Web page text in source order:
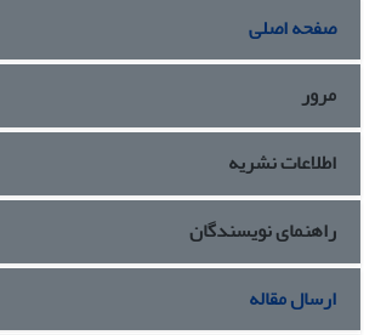
صفحه اصلی
مرور
اطلاعات نشریه
راهنمای نویسندگان
ارسال مقاله